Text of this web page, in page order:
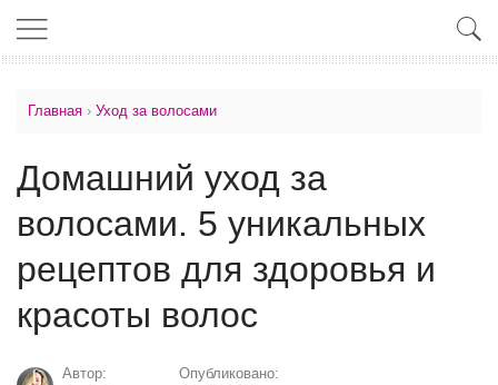
Главная › Уход за волосами
Домашний уход за
волосами. 5 уникальных
рецептов для здоровья и
красоты волос
Автор: Опубликовано: